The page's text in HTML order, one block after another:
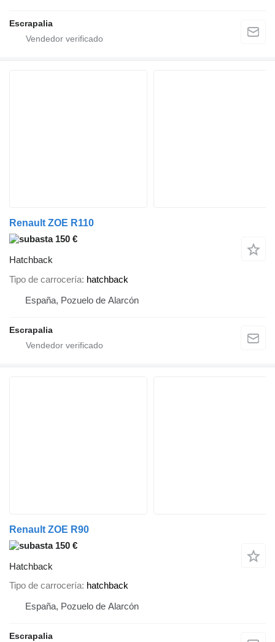
Escrapalia
Renault ZOE R110
150 €
Hatchback
Tipo de carrocería hatchback
España, Pozuelo de Alarcón
Escrapalia
Renault ZOE R90
150 €
Hatchback
Tipo de carrocería hatchback
España, Pozuelo de Alarcón
Escrapalia